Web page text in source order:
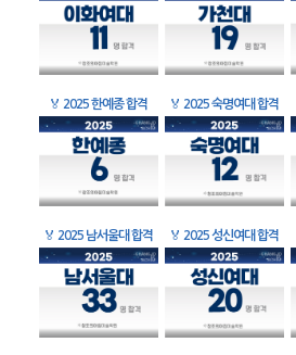
🏅 2025 한예종 합격 🏅 2025 숙명여대 합격
🏅 2025 남서울대 합격 🏅 2025 성신여대 합격